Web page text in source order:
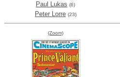
Paul Lukas (6)
Peter Lorre (23)
(Zoom)